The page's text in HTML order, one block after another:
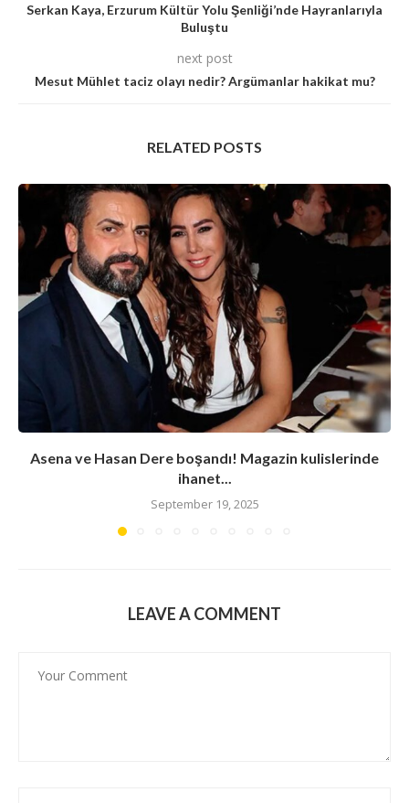
Serkan Kaya, Erzurum Kültür Yolu Şenliği’nde Hayranlarıyla
Buluştu
next post
Mesut Mühlet taciz olayı nedir? Argümanlar hakikat mu?
RELATED POSTS
Asena ve Hasan Dere boşandı! Magazin kulislerinde
ihanet...
September 19, 2025
LEAVE A COMMENT